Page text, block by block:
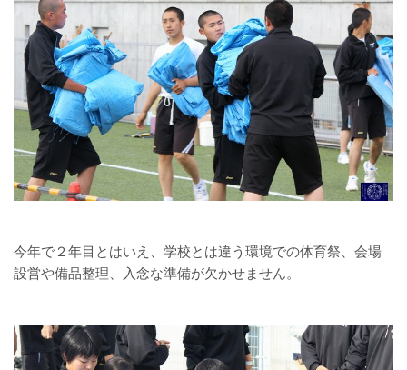
今年で２年目とはいえ、学校とは違う環境での体育祭、会場
設営や備品整理、入念な準備が欠かせません。